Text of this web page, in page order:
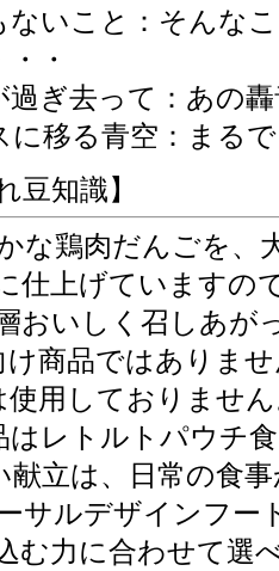
ないこと：そんな
・
過ぎ去って：あの
に移る青空：まる
豆知識】
な鶏肉だんごを、
仕上げていますの
おいしく召しあが
け商品ではありま
使用しておりませ
はレトルトパウチ
献立は、日常の食
サルデザインフー
む力に合わせて選